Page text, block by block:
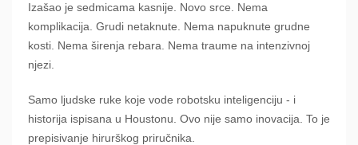
Izašao je sedmicama kasnije. Novo srce. Nema
komplikacija. Grudi netaknute. Nema napuknute grudne
kosti. Nema širenja rebara. Nema traume na intenzivnoj
njezi.
Samo ljudske ruke koje vode robotsku inteligenciju - i
historija ispisana u Houstonu. Ovo nije samo inovacija. To je
prepisivanje hirurškog priručnika.